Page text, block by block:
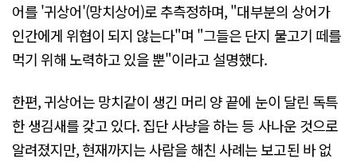
어를 '귀상어'(망치상어)로 추측정하며, "대부분의 상어가
인간에게 위협이 되지 않는다"며 "그들은 단지 물고기 떼를
먹기 위해 노력하고 있을 뿐"이라고 설명했다.
한편, 귀상어는 망치같이 생긴 머리 양 끝에 눈이 달린 독특
한 생김새를 갖고 있다. 집단 사냥을 하는 등 사나운 것으로
알려졌지만, 현재까지는 사람을 해친 사례는 보고된 바 없